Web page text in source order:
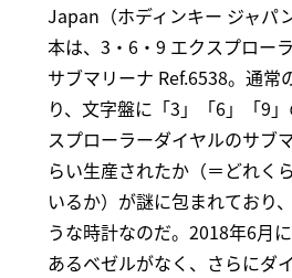
Japan（ホディンキー ジャパ
本は、3・6・9 エクスプロー
サブマリーナ Ref.6538。通常
り、文字盤に「3」「6」「9
スプローラーダイヤルのサブ
らい生産されたか（＝どれく
いるか）が謎に包まれており
うな時計なのだ。2018年6月
あるベゼルがなく、さらにダ